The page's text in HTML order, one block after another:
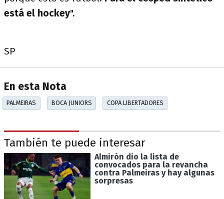
está el hockey".
SP
En esta Nota
PALMEIRAS BOCA JUNIORS COPA LIBERTADORES
También te puede interesar
Almirón dio la lista de
convocados para la revancha
contra Palmeiras y hay algunas
sorpresas